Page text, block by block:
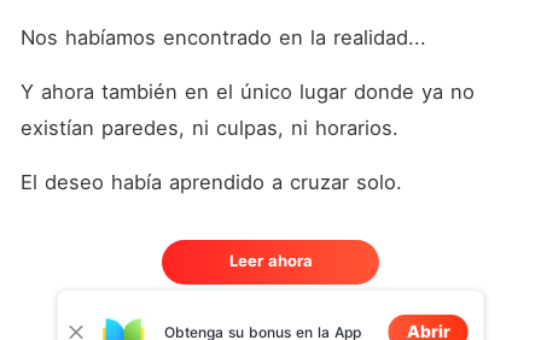
Nos habíamos encontrado en la realidad...
Y ahora también en el único lugar donde ya no
existían paredes, ni culpas, ni horarios.
El deseo había aprendido a cruzar solo.
Leer ahora
Obtenga su bonus en la App Abrir